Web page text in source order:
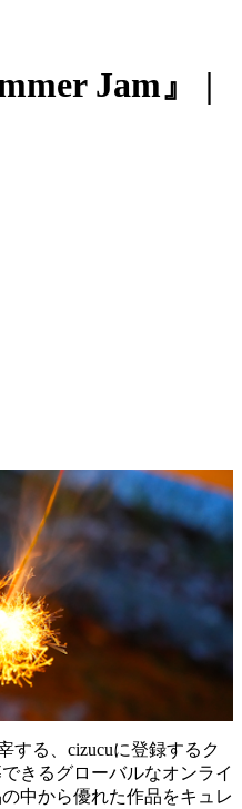
Jam』 |
する、cizucuに登録するク
きるグローバルなオンライ
中から優れた作品をキュレ